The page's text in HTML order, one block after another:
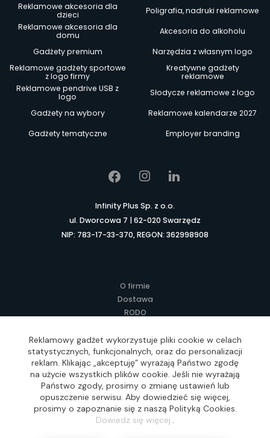
Reklamowe akcesoria dla
dzieci
Poligrafia, nadruki reklamowe
Reklamowe akcesoria dla
domu
Akcesoria do alkoholu
Gadżety premium
Narzędzia z własnym logo
Reklamowe gadżety sportowe
z logo firmy
Kreatywne gadżety
reklamowe
Reklamowe pendrive USB z
logo
Słodycze reklamowe z logo
Gadżety na wybory
Reklamowe kalendarze 2027
Gadżety tematyczne
Employer branding
Infinity Plus Sp. z o.o.
ul. Dworcowa 7 | 62-020 Swarzędz
NIP: 783-17-33-370, REGON: 362998908
O firmie
Dostawa
RODO
Regulamin
Lokalne Gadżety Reklamowe
Jak zamawiać?
Słownik pojęć
FAQ
Reklamowy gadżet wykorzystuje pliki cookie w celach
statystycznych, funkcjonalnych, oraz do personalizacji
reklam. Klikając „akceptuję” wyrażają Państwo zgodę
na użycie wszystkich plików cookie. Jeśli nie wyrażają
Państwo zgody, prosimy o zmianę ustawień lub
opuszczenie serwisu. Aby dowiedzieć się więcej,
prosimy o zapoznanie się z naszą Polityką Cookies.
Dowiedz się więcej..